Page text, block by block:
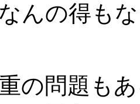
んの得も
の問題も